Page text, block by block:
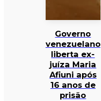
Governo
venezuelano
liberta ex-
juíza Maria
Afiuni após
16 anos de
prisão